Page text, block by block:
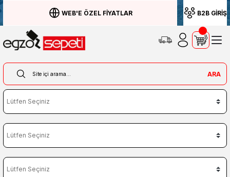
WEB'E ÖZEL FİYATLAR B2B GİRİŞ
ARA